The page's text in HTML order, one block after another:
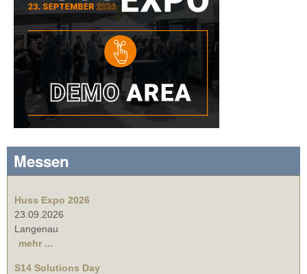
Messen
Huss Expo 2026
23.09.2026
Langenau
mehr ...
S14 Solutions Day